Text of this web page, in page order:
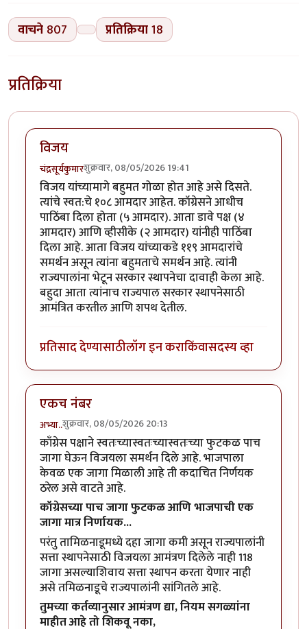
वाचने 807 प्रतिक्रिया18
प्रतिक्रिया
विजय
चंद्रसूर्यकुमारशुक्रवार, 08/05/2026 19:41
विजय यांच्यामागे बहुमत गोळा होत आहे असे दिसते.
त्यांचे स्वत:चे १०८ आमदार आहेत. कॉग्रेसने आधीच
पाठिंबा दिला होता (५ आमदार). आता डावे पक्ष (४
आमदार) आणि व्हीसीके (२ आमदार) यांनीही पाठिंबा
दिला आहे. आता विजय यांच्याकडे ११९ आमदारांचे
समर्थन असून त्यांना बहुमताचे समर्थन आहे. त्यांनी
राज्यपालांना भेटून सरकार स्थापनेचा दावाही केला आहे.
बहुदा आता त्यांनाच राज्यपाल सरकार स्थापनेसाठी
आमंत्रित करतील आणि शपथ देतील.
प्रतिसाद देण्यासाठीलॉग इन कराकिंवासदस्य व्हा
एकच नंबर
अभ्या..शुक्रवार, 08/05/2026 20:13
काँग्रेस पक्षाने स्वतःच्यास्वतःच्यास्वतःच्या फुटकळ पाच
जागा घेऊन विजयला समर्थन दिले आहे. भाजपाला
केवळ एक जागा मिळाली आहे ती कदाचित निर्णयक
ठरेल असे वाटते आहे.
कॉग्रेसच्या पाच जागा फुटकळ आणि भाजपाची एक
जागा मात्र निर्णायक...
परंतु तामिळनाडूमध्ये दहा जागा कमी असून राज्यपालांनी
सत्ता स्थापनेसाठी विजयला आमंत्रण दिलेले नाही 118
जागा असल्याशिवाय सत्ता स्थापन करता येणार नाही
असे तमिळनाडूचे राज्यपालांनी सांगितले आहे.
तुमच्या कर्तव्यानुसार आमंत्रण द्या, नियम सगळ्यांना
माहीत आहे तो शिकवू नका,